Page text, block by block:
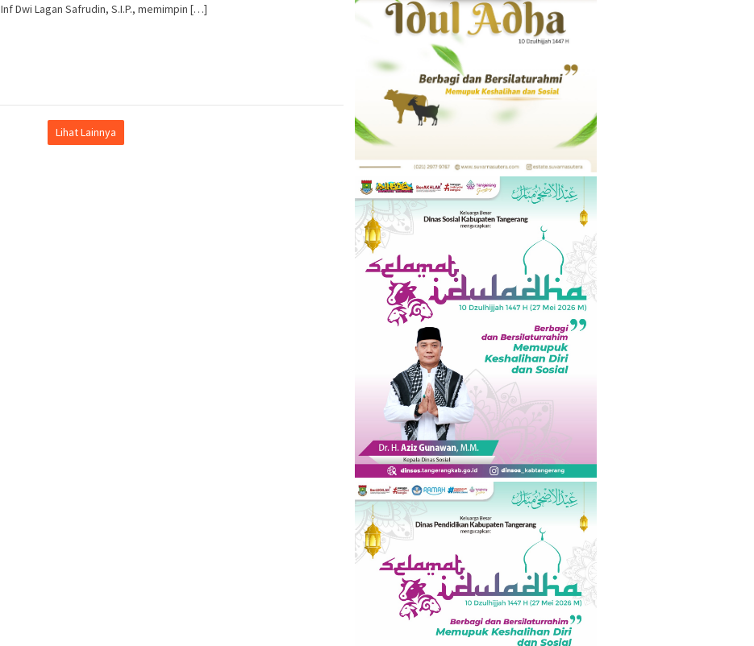
Inf Dwi Lagan Safrudin, S.I.P., memimpin […]
Lihat Lainnya